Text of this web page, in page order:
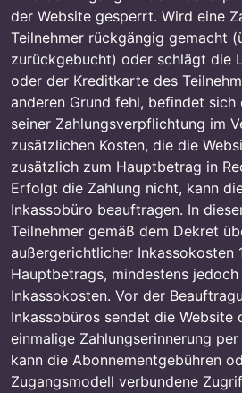
der Website gesperrt. Wird eine
Teilnehmer rückgängig gemacht
zurückgebucht) oder schlägt die
oder der Kreditkarte des
anderen Grund fehl, befindet sich
seiner Zahlungsverpflichtung im
zusätzlichen Kosten, die die
zusätzlich zum Hauptbetrag in
Erfolgt die Zahlung nicht, kann
Inkassobüro beauftragen. In
Teilnehmer gemäß dem Dekret
außergerichtlicher Inkassokosten
Hauptbetrags, mindestens
Inkassokosten. Vor der
Inkassobüros sendet die Website
einmalige Zahlungserinnerung
kann die Abonnementgebühren
Zugangsmodell verbundene